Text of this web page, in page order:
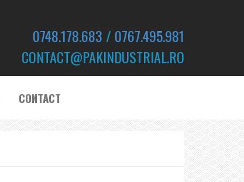
0748.178.683 / 0767.495.981
CONTACT@PAKINDUSTRIAL.RO
CONTACT